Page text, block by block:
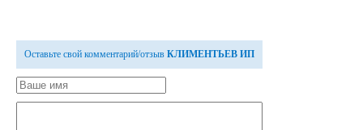
Оставьте свой комментарий/отзыв КЛИМЕНТЬЕВ ИП